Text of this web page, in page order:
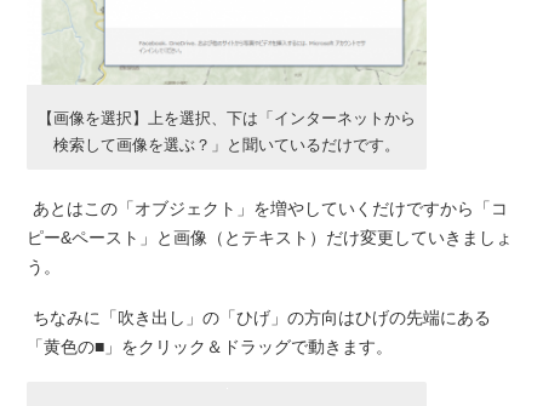
【画像を選択】上を選択、下は「インターネットから
検索して画像を選ぶ？」と聞いているだけです。
あとはこの「オブジェクト」を増やしていくだけですから「コ
ピー&ペースト」と画像（とテキスト）だけ変更していきましょ
う。
ちなみに「吹き出し」の「ひげ」の方向はひげの先端にある
「黄色の■」をクリック＆ドラッグで動きます。